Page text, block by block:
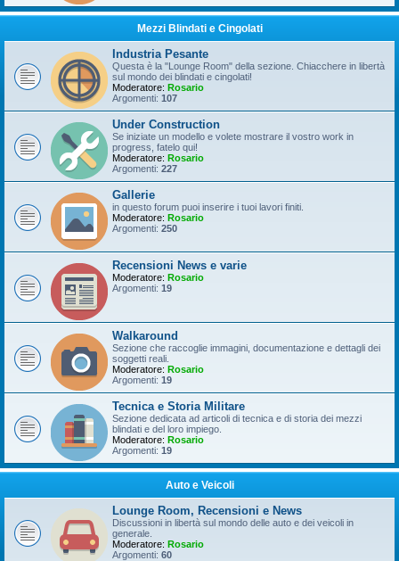
Mezzi Blindati e Cingolati
Industria Pesante
Questa è la "Lounge Room" della sezione. Chiacchere in libertà
sul mondo dei blindati e cingolati!
Moderatore: Rosario
Argomenti: 107
Under Construction
Se iniziate un modello e volete mostrare il vostro work in
progress, fatelo qui!
Moderatore: Rosario
Argomenti: 227
Gallerie
in questo forum puoi inserire i tuoi lavori finiti.
Moderatore: Rosario
Argomenti: 250
Recensioni News e varie
Moderatore: Rosario
Argomenti: 19
Walkaround
Sezione che raccoglie immagini, documentazione e dettagli dei
soggetti reali.
Moderatore: Rosario
Argomenti: 19
Tecnica e Storia Militare
Sezione dedicata ad articoli di tecnica e di storia dei mezzi
blindati e del loro impiego.
Moderatore: Rosario
Argomenti: 19
Auto e Veicoli
Lounge Room, Recensioni e News
Discussioni in libertà sul mondo delle auto e dei veicoli in
generale.
Moderatore: Rosario
Argomenti: 60